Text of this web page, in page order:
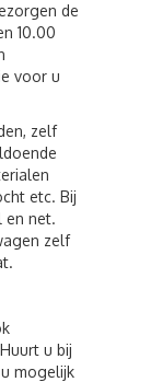
de
10.00
voor u
zelf
etc. Bij
en net.
zelf
u bij
mogelijk